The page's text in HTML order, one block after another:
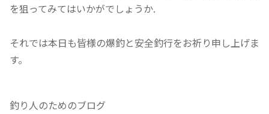
を狙ってみてはいかがでしょうか.
それでは本日も皆様の爆釣と安全釣行をお祈り申し上げま
す。
釣り人のためのブログ